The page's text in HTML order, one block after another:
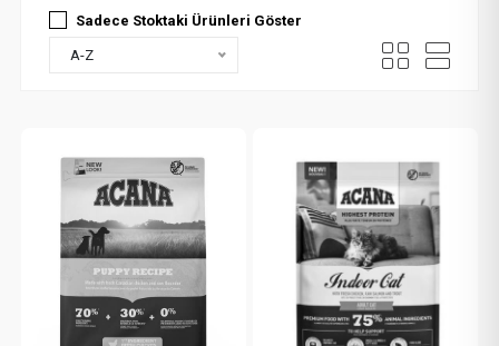
Sadece Stoktaki Ürünleri Göster
A-Z